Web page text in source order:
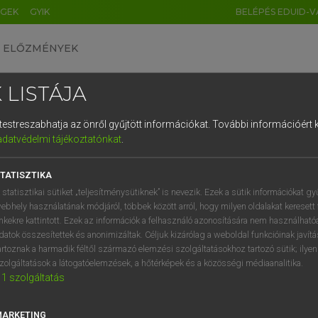
GYIK BELÉPÉS EDUID-
ELŐZMÉNYEK
egyetemes nagyszótár
VAN ELŐFIZETÉSED?
megtekintéséhez.
LISTÁJA
az önről gyűjtött információkat. További információért
tájékoztatónkat.
statisztikai sütiket „teljesítménysütiknek” is nevezik. Ezek a sütik információkat
használatának módjáról, többek között arról, hogy milyen oldalakat keresett
kattintott. Ezek az információk a felhasználó azonosítására nem
összesítettek és anonimizáltak. Céljuk kizárólag a weboldal funkcióinak
a harmadik féltől származó elemzési szolgáltatásokhoz tartozó sütik;
a látogatóelemzések, a hőtérképek és a közösségi médiaanalitika.
1 szolgáltatás
DE CN FR ES IT NL
1 2 3 4 5 6 7 8 9
q w e r t z u i
a s d f g h j k l é
í y x c v b n m , .